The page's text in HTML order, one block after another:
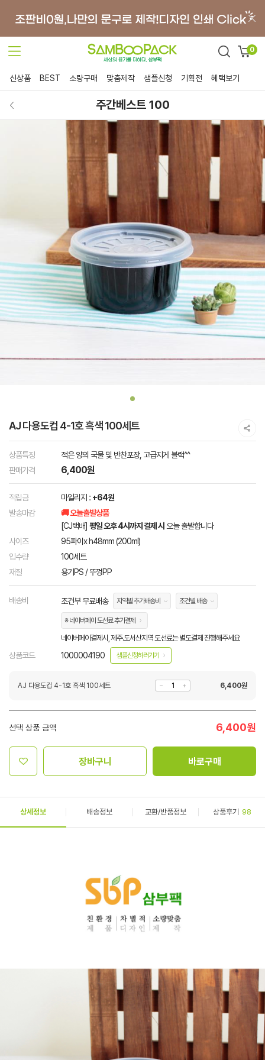
0
신상품 BEST 소량구매 맞춤제작 샘플신청 기획전 혜택보기
주간베스트 100
AJ 다용도컵 4-1호 흑색 100세트
상품특징
적은 양의 국물 및 반찬포장, 고급지게 블랙^^
판매가격
6,400원
적립금 마일리지 : +64원
발송마감
🚚 오늘출발상품
[CJ택배] 평일 오후 4시까지 결제 시 오늘 출발합니다
사이즈
95파이x h48mm (200ml)
입수량
100세트
재질
용기PS / 뚜껑PP
배송비 조건부 무료배송 지역별 추가배송비 조건별 배송
※ 네이버페이 도선료 추가결제
네이버페이결제시, 제주.도서산지역 도선료는 별도결제 진행해주세요
상품코드 1000004190 샘플신청하러가기
AJ 다용도컵 4-1호 흑색 100세트 6,400원
선택 상품 금액 6,400원
장바구니 바로구매
상세정보 배송정보 교환/반품정보 상품후기 98